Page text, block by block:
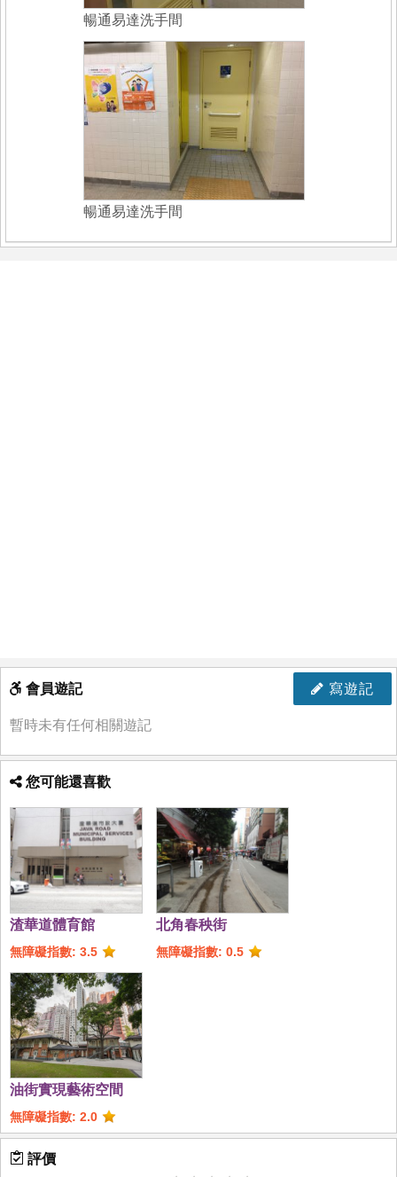
暢通易達洗手間
暢通易達洗手間
寫遊記
會員遊記
暫時未有任何相關遊記
您可能還喜歡
渣華道體育館
無障礙指數: 3.5
北角春秧街
無障礙指數: 0.5
油街實現藝術空間
無障礙指數: 2.0
評價